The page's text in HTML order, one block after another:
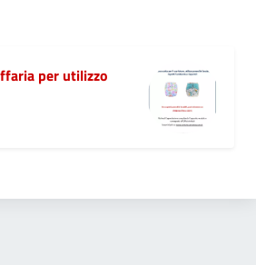
per utilizzo